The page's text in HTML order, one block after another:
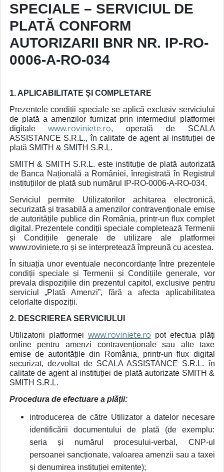
SPECIALE – SERVICIUL DE
PLATĂ CONFORM
AUTORIZARII BNR NR. IP-RO-
0006-A-RO-034
1. APLICABILITATE ȘI COMPLETARE
Prezentele condiții speciale se aplică exclusiv serviciului
de plată a amenzilor furnizat prin intermediul platformei
digitalewww.roviniete.ro, operată de SCALA
ASSISTANCE S.R.L., în calitate de agent al instituției de
plată SMITH & SMITH S.R.L.
SMITH & SMITH S.R.L. este instituție de plată autorizată
de Banca Națională a României, înregistrată în Registrul
instituțiilor de plată sub numărul IP-RO-0006-A-RO-034.
Serviciul permite Utilizatorilor achitarea electronică,
securizată și trasabilă a amenzilor contravenționale emise
de autoritățile publice din România, printr-un flux complet
digital. Prezentele condiții speciale completează Termenii
și Condițiile generale de utilizare ale platformei
www.roviniete.ro și se interpretează împreună cu acestea.
În situația unor eventuale neconcordanțe între prezentele
condiții speciale și Termenii și Condițiile generale, vor
prevala dispozițiile din prezentul capitol, exclusive pentru
serviciul „Plată Amenzi”, fără a afecta aplicabilitatea
celorlalte dispoziții.
2. DESCRIEREA SERVICIULUI
Utilizatorii platformei www.roviniete.ro pot efectua plăți
online pentru amenzi contravenționale sau alte taxe
emise de autoritățile din România, printr-un flux digital
securizat, dezvoltat de SCALA ASSISTANCE S.R.L. în
calitate de agent al instituției de plată autorizate SMITH &
SMITH S.R.L.
Procedura de efectuare a plății:
introducerea de către Utilizator a datelor necesare
identificării documentului de plată (de exemplu:
seria și numărul procesului-verbal, CNP-ul
persoanei sancționate, valoarea amenzii sau a taxei
și denumirea instituției emitente);